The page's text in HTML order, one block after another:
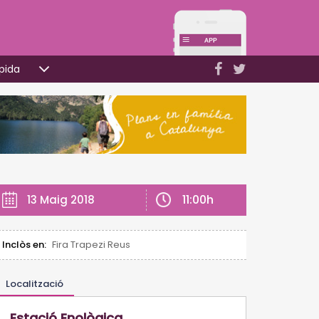
13 Maig 2018 11:00h
Inclòs en: Fira Trapezi Reus
Localització